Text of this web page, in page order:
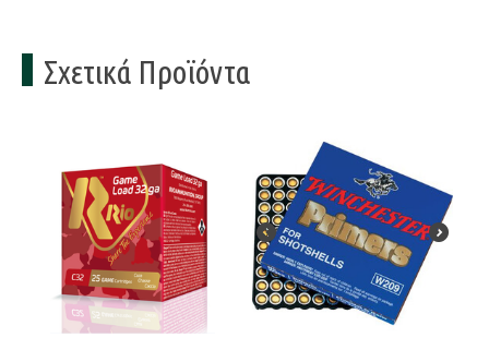
Σχετικά Προϊόντα